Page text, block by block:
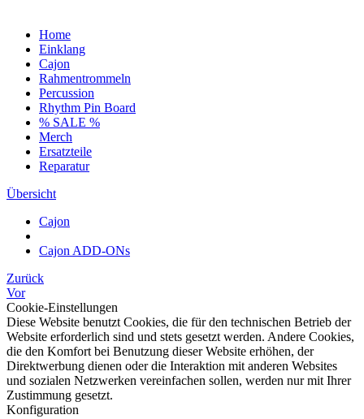
Home
Einklang
Cajon
Rahmentrommeln
Percussion
Rhythm Pin Board
% SALE %
Merch
Ersatzteile
Reparatur
Übersicht
Cajon
Cajon ADD-ONs
Zurück
Vor
Cookie-Einstellungen
Diese Website benutzt Cookies, die für den technischen Betrieb der
Website erforderlich sind und stets gesetzt werden. Andere Cookies,
die den Komfort bei Benutzung dieser Website erhöhen, der
Direktwerbung dienen oder die Interaktion mit anderen Websites
und sozialen Netzwerken vereinfachen sollen, werden nur mit Ihrer
Zustimmung gesetzt.
Konfiguration